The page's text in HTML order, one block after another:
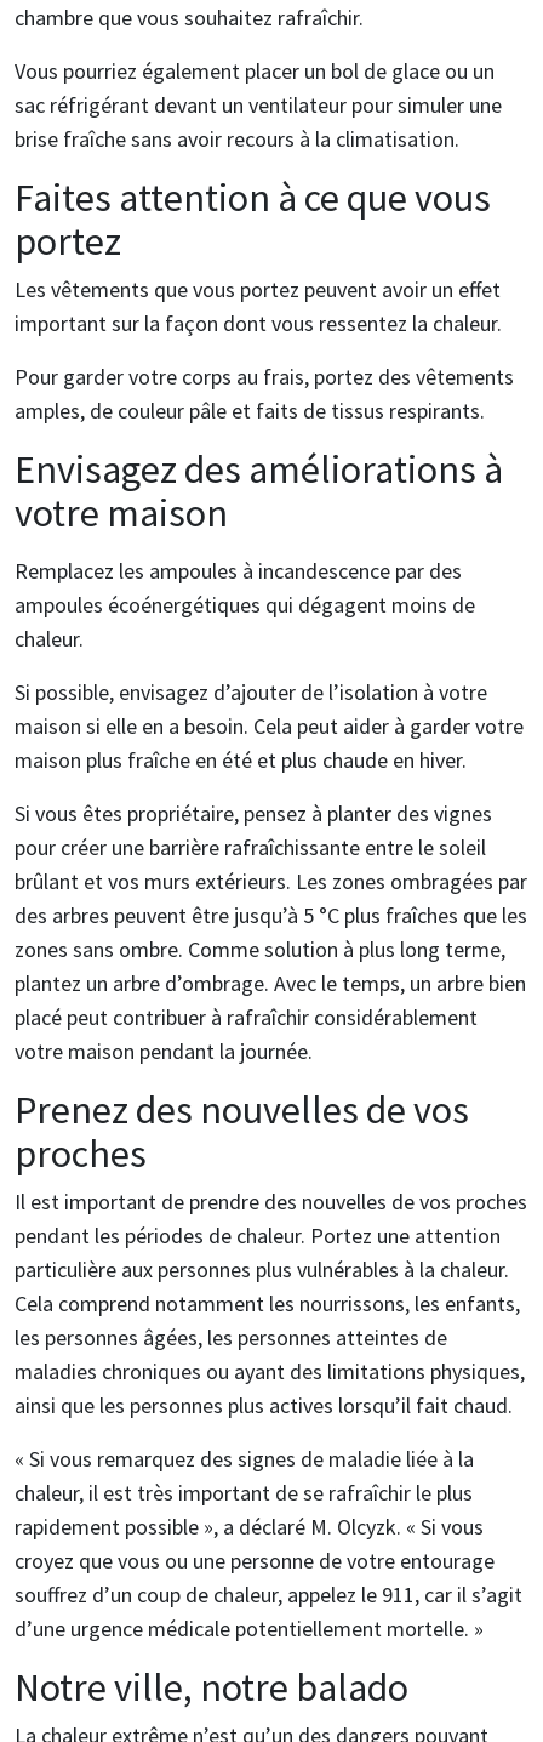
chambre que vous souhaitez rafraîchir.
Vous pourriez également placer un bol de glace ou un
sac réfrigérant devant un ventilateur pour simuler une
brise fraîche sans avoir recours à la climatisation.
Faites attention à ce que vous
portez
Les vêtements que vous portez peuvent avoir un effet
important sur la façon dont vous ressentez la chaleur.
Pour garder votre corps au frais, portez des vêtements
amples, de couleur pâle et faits de tissus respirants.
Envisagez des améliorations à
votre maison
Remplacez les ampoules à incandescence par des
ampoules écoénergétiques qui dégagent moins de
chaleur.
Si possible, envisagez d’ajouter de l’isolation à votre
maison si elle en a besoin. Cela peut aider à garder votre
maison plus fraîche en été et plus chaude en hiver.
Si vous êtes propriétaire, pensez à planter des vignes
pour créer une barrière rafraîchissante entre le soleil
brûlant et vos murs extérieurs. Les zones ombragées par
des arbres peuvent être jusqu’à 5 °C plus fraîches que les
zones sans ombre. Comme solution à plus long terme,
plantez un arbre d’ombrage. Avec le temps, un arbre bien
placé peut contribuer à rafraîchir considérablement
votre maison pendant la journée.
Prenez des nouvelles de vos
proches
Il est important de prendre des nouvelles de vos proches
pendant les périodes de chaleur. Portez une attention
particulière aux personnes plus vulnérables à la chaleur.
Cela comprend notamment les nourrissons, les enfants,
les personnes âgées, les personnes atteintes de
maladies chroniques ou ayant des limitations physiques,
ainsi que les personnes plus actives lorsqu’il fait chaud.
« Si vous remarquez des signes de maladie liée à la
chaleur, il est très important de se rafraîchir le plus
rapidement possible », a déclaré M. Olcyzk. « Si vous
croyez que vous ou une personne de votre entourage
souffrez d’un coup de chaleur, appelez le 911, car il s’agit
d’une urgence médicale potentiellement mortelle. »
Notre ville, notre balado
La chaleur extrême n’est qu’un des dangers pouvant